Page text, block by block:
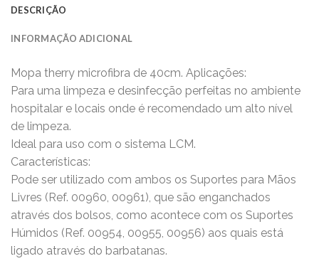
DESCRIÇÃO
INFORMAÇÃO ADICIONAL
Mopa therry microfibra de 40cm. Aplicações:
Para uma limpeza e desinfecção perfeitas no ambiente
hospitalar e locais onde é recomendado um alto nível
de limpeza.
Ideal para uso com o sistema LCM.
Características:
Pode ser utilizado com ambos os Suportes para Mãos
Livres (Ref. 00960, 00961), que são enganchados
através dos bolsos, como acontece com os Suportes
Húmidos (Ref. 00954, 00955, 00956) aos quais está
ligado através do barbatanas.